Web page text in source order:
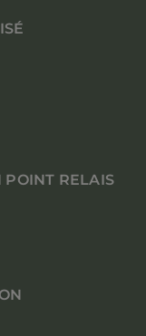
POINT RELAIS